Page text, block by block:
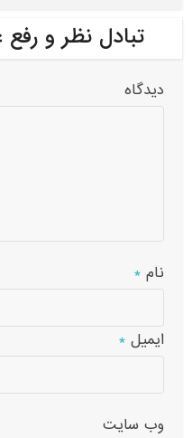
تبادل نظر و
دیدگاه
نام*
ایمیل*
وب‌ سایت